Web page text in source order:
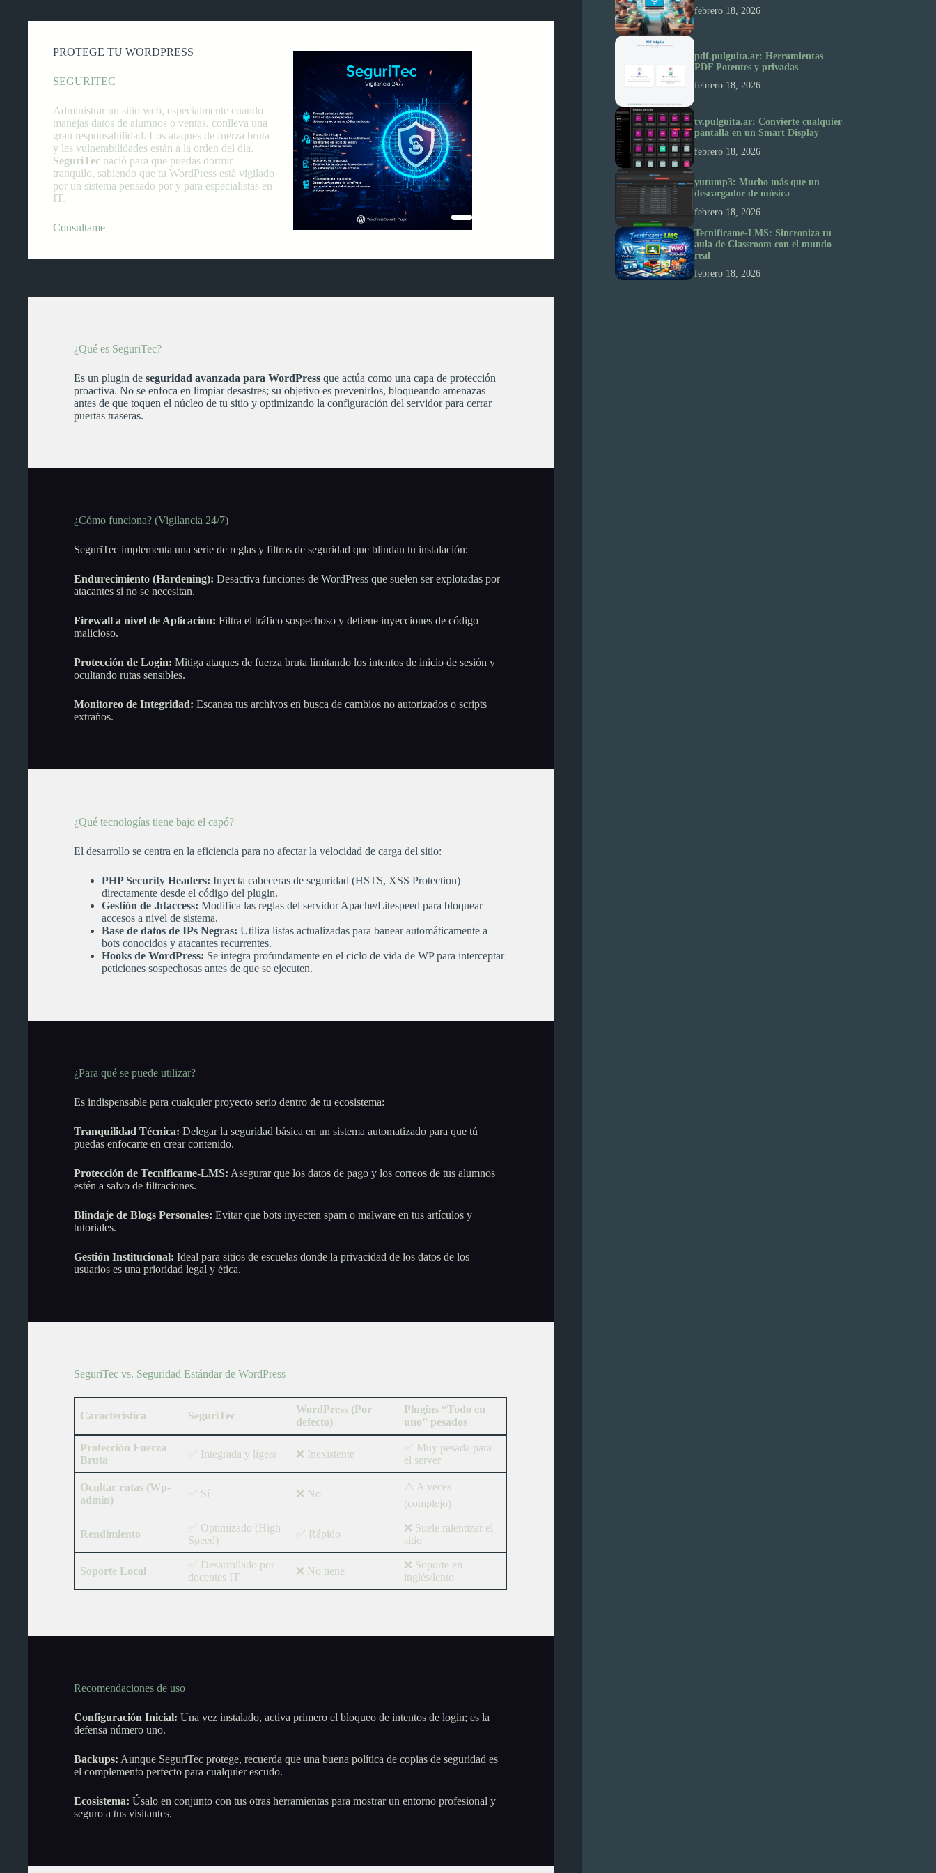
PROTEGE TU WORDPRESS
SEGURITEC
Administrar un sitio web, especialmente cuando
manejas datos de alumnos o ventas, conlleva una
gran responsabilidad. Los ataques de fuerza bruta
y las vulnerabilidades están a la orden del día.
SeguriTec nació para que puedas dormir
tranquilo, sabiendo que tu WordPress está vigilado
por un sistema pensado por y para especialistas en
IT.
Consultame
¿Qué es SeguriTec?
Es un plugin deseguridad avanzada para WordPress que actúa como una capa de protección
proactiva. No se enfoca en limpiar desastres; su objetivo es prevenirlos, bloqueando amenazas
antes de que toquen el núcleo de tu sitio y optimizando la configuración del servidor para cerrar
puertas traseras.
¿Cómo funciona? (Vigilancia 24/7)
SeguriTec implementa una serie de reglas y filtros de seguridad que blindan tu instalación:
Endurecimiento (Hardening): Desactiva funciones de WordPress que suelen ser explotadas por
atacantes si no se necesitan.
Firewall a nivel de Aplicación: Filtra el tráfico sospechoso y detiene inyecciones de código
malicioso.
Protección de Login: Mitiga ataques de fuerza bruta limitando los intentos de inicio de sesión y
ocultando rutas sensibles.
Monitoreo de Integridad: Escanea tus archivos en busca de cambios no autorizados o scripts
extraños.
¿Qué tecnologías tiene bajo el capó?
El desarrollo se centra en la eficiencia para no afectar la velocidad de carga del sitio:
PHP Security Headers: Inyecta cabeceras de seguridad (HSTS, XSS Protection)
directamente desde el código del plugin.
Gestión de .htaccess: Modifica las reglas del servidor Apache/Litespeed para bloquear
accesos a nivel de sistema.
Base de datos de IPs Negras: Utiliza listas actualizadas para banear automáticamente a
bots conocidos y atacantes recurrentes.
Hooks de WordPress: Se integra profundamente en el ciclo de vida de WP para interceptar
peticiones sospechosas antes de que se ejecuten.
¿Para qué se puede utilizar?
Es indispensable para cualquier proyecto serio dentro de tu ecosistema:
Tranquilidad Técnica: Delegar la seguridad básica en un sistema automatizado para que tú
puedas enfocarte en crear contenido.
Protección de Tecnificame-LMS: Asegurar que los datos de pago y los correos de tus alumnos
estén a salvo de filtraciones.
Blindaje de Blogs Personales: Evitar que bots inyecten spam o malware en tus artículos y
tutoriales.
Gestión Institucional: Ideal para sitios de escuelas donde la privacidad de los datos de los
usuarios es una prioridad legal y ética.
SeguriTec vs. Seguridad Estándar de WordPress
Característica SeguriTec
WordPress (Por
defecto)
Plugins “Todo en
uno” pesados
Protección Fuerza
Bruta
✅ Integrada y ligera ❌ Inexistente
✅ Muy pesada para
el server
Ocultar rutas (Wp-
admin)
✅ Sí ❌ No
⚠️ A veces
(complejo)
Rendimiento
✅ Optimizado (High
Speed)
✅ Rápido
❌ Suele ralentizar el
sitio
Soporte Local
✅ Desarrollado por
docentes IT
❌ No tiene
❌ Soporte en
inglés/lento
Recomendaciones de uso
Configuración Inicial: Una vez instalado, activa primero el bloqueo de intentos de login; es la
defensa número uno.
Backups: Aunque SeguriTec protege, recuerda que una buena política de copias de seguridad es
el complemento perfecto para cualquier escudo.
Ecosistema: Úsalo en conjunto con tus otras herramientas para mostrar un entorno profesional y
seguro a tus visitantes.
febrero 18, 2026
pdf.pulguita.ar: Herramientas
PDF Potentes y privadas
febrero 18, 2026
tv.pulguita.ar: Convierte cualquier
pantalla en un Smart Display
febrero 18, 2026
yutump3: Mucho más que un
descargador de música
febrero 18, 2026
Tecnificame-LMS: Sincroniza tu
aula de Classroom con el mundo
real
febrero 18, 2026